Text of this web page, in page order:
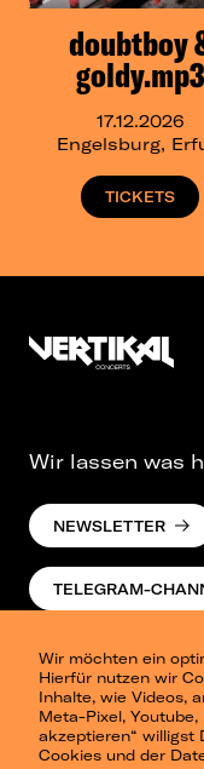
doubtboy
goldy.mp3
17.12.2026
Engelsburg,
TICKETS
Wir möchten ein
Hierfür nutzen wir
Inhalte, wie Videos,
Meta-Pixel,
akzeptieren“ willigst
Cookies und der
Wir lassen was
NEWSLETTER
TELEGRAM-
Presse